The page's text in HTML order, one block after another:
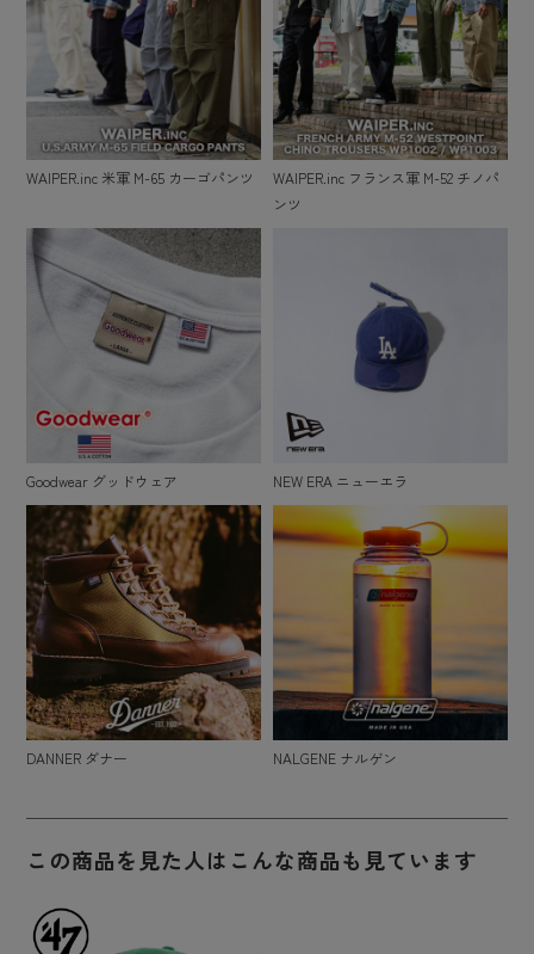
WAIPER.inc 米軍 M-65 カーゴパンツ
WAIPER.inc フランス軍 M-52 チノパ
ンツ
Goodwear グッドウェア NEW ERA ニューエラ
DANNER ダナー NALGENE ナルゲン
この商品を見た人はこんな商品も見ています